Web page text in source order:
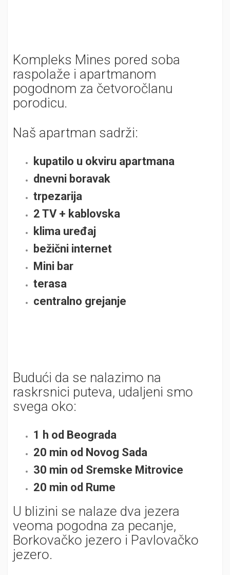
Kompleks Mines pored soba
raspolaže i apartmanom
pogodnom za četvoročlanu
porodicu.
Naš apartman sadrži:
kupatilo u okviru apartmana
dnevni boravak
trpezarija
2 TV + kablovska
klima uređaj
bežični internet
Mini bar
terasa
centralno grejanje
Budući da se nalazimo na
raskrsnici puteva, udaljeni smo
svega oko:
1 h od Beograda
20 min od Novog Sada
30 min od Sremske Mitrovice
20 min od Rume
U blizini se nalaze dva jezera
veoma pogodna za pecanje,
Borkovačko jezero i Pavlovačko
jezero.